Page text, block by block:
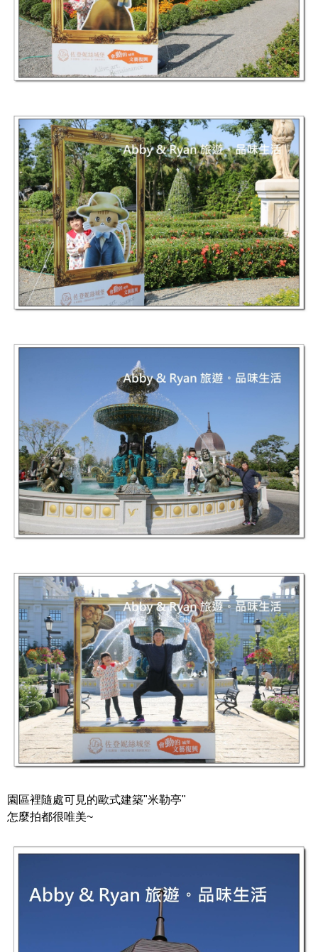
園區裡隨處可見的歐式建築"米勒亭"
怎麼拍都很唯美~